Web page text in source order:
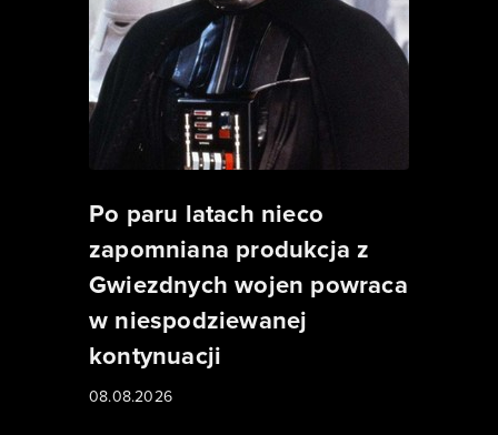
Po paru latach nieco
zapomniana produkcja z
Gwiezdnych wojen powraca
w niespodziewanej
kontynuacji
08.08.2026